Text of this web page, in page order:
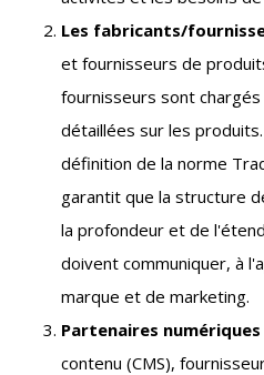
Les fabricants/
et fournisseurs de
fournisseurs sont
détaillées sur les
définition de la norme
garantit que la structure
la profondeur et de
doivent communiquer, à
marque et de marketing.
Partenaires numériques
contenu (CMS),